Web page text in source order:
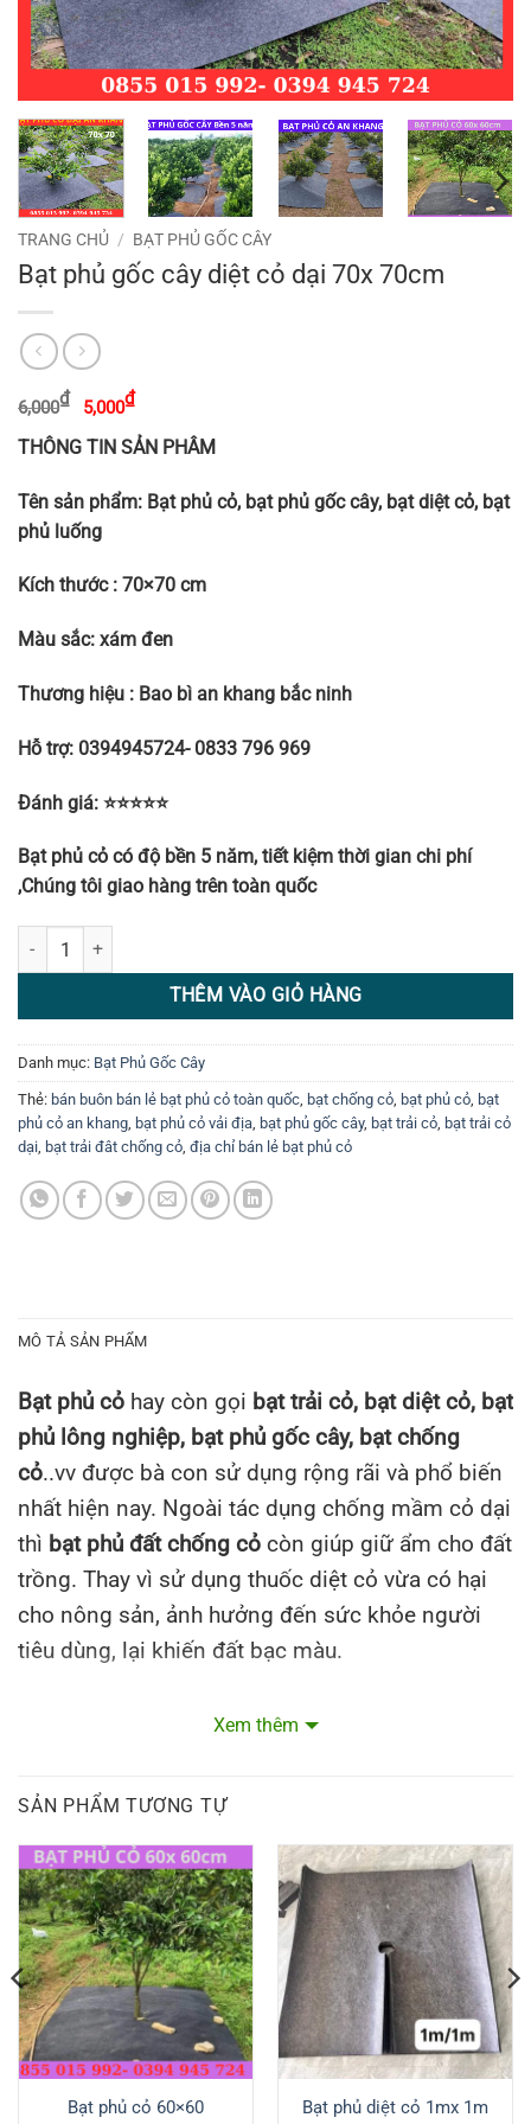
TRANG CHỦ / BẠT PHỦ GỐC CÂY
Bạt phủ gốc cây diệt cỏ dại 70x 70cm
6,000₫
Giá
gốc
6,000₫.
5,000₫Giá
hiện
tại
là:
THÔNG TIN SẢN PHÂM
Tên sản phẩm: Bạt phủ cỏ, bạt phủ gốc cây, bạt diệt cỏ, bạt
phủ luống
Kích thước : 70×70 cm
Màu sắc: xám đen
Thương hiệu : Bao bì an khang bắc ninh
Hỗ trợ: 0394945724- 0833 796 969
Đánh giá: ⭐⭐⭐⭐⭐
Bạt phủ cỏ có độ bền 5 năm, tiết kiệm thời gian chi phí
,Chúng tôi giao hàng trên toàn quốc
Bạt phủ gốc cây diệt cỏ dại 70x 70cm số lượng
THÊM VÀO GIỎ HÀNG
Danh mục: Bạt Phủ Gốc Cây
Thẻ: bán buôn bán lẻ bạt phủ cỏ toàn quốc, bạt chống cỏ, bạt phủ cỏ, bạt
phủ cỏ an khang, bạt phủ cỏ vải địa, bạt phủ gốc cây, bạt trải cỏ, bạt trải cỏ
dại, bạt trải đât chống cỏ, địa chỉ bán lẻ bạt phủ cỏ
MÔ TẢ SẢN PHẨM
Bạt phủ cỏ hay còn gọi bạt trải cỏ, bạt diệt cỏ, bạt
phủ lông nghiệp, bạt phủ gốc cây, bạt chống
cỏ..vv được bà con sử dụng rộng rãi và phổ biến
nhất hiện nay. Ngoài tác dụng chống mầm cỏ dại
thì bạt phủ đất chống cỏ còn giúp giữ ẩm cho đất
trồng. Thay vì sử dụng thuốc diệt cỏ vừa có hại
cho nông sản, ảnh hưởng đến sức khỏe người
tiêu dùng, lại khiến đất bạc màu.
Xem thêm
SẢN PHẨM TƯƠNG TỰ
Bạt phủ cỏ 60×60 Bạt phủ diệt cỏ 1mx 1m